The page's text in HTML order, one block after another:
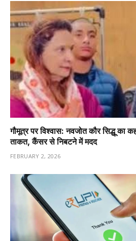
गौमूत्र पर विश्वास: नवजोत कौर सिद्धू का
ताकत, कैंसर से निबटने में मदद
FEBRUARY 2, 2026